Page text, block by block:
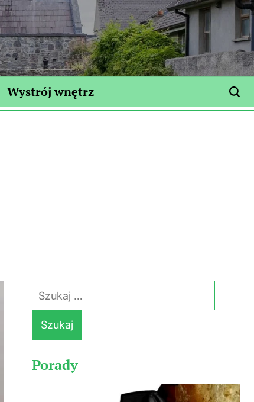
Wystrój wnętrz
Szukaj:
Porady